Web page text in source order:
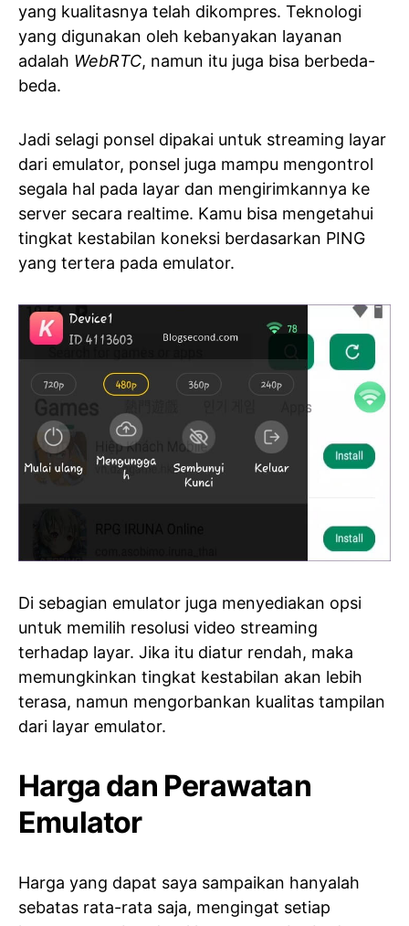
yang kualitasnya telah dikompres. Teknologi
yang digunakan oleh kebanyakan layanan
adalah WebRTC, namun itu juga bisa berbeda-
beda.
Jadi selagi ponsel dipakai untuk streaming layar
dari emulator, ponsel juga mampu mengontrol
segala hal pada layar dan mengirimkannya ke
server secara realtime. Kamu bisa mengetahui
tingkat kestabilan koneksi berdasarkan PING
yang tertera pada emulator.
Di sebagian emulator juga menyediakan opsi
untuk memilih resolusi video streaming
terhadap layar. Jika itu diatur rendah, maka
memungkinkan tingkat kestabilan akan lebih
terasa, namun mengorbankan kualitas tampilan
dari layar emulator.
Harga dan Perawatan
Emulator
Harga yang dapat saya sampaikan hanyalah
sebatas rata-rata saja, mengingat setiap